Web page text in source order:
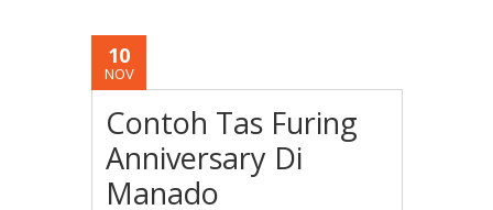
10
NOV
Contoh Tas Furing
Anniversary Di
Manado